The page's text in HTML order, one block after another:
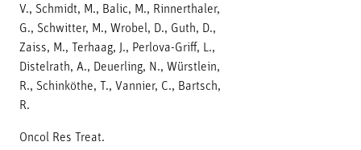
V., Schmidt, M., Balic, M., Rinnerthaler,
G., Schwitter, M., Wrobel, D., Guth, D.,
Zaiss, M., Terhaag, J., Perlova-Griff, L.,
Distelrath, A., Deuerling, N., Würstlein,
R., Schinköthe, T., Vannier, C., Bartsch,
R.
Oncol Res Treat.